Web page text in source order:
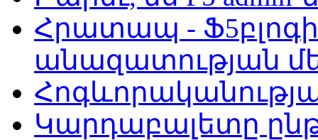
Հրատապ -
անազատության
Կարդաբալետը